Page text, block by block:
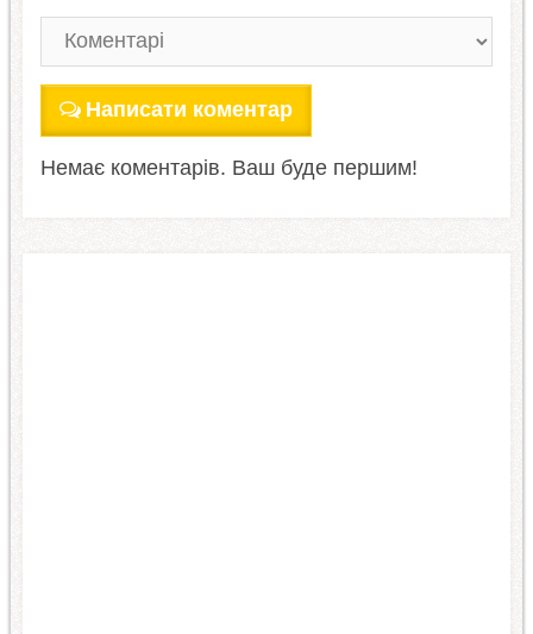
Написати коментар
Немає коментарів. Ваш буде першим!